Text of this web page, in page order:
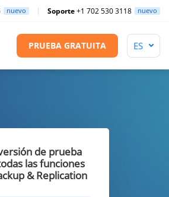
nuevo Soporte+1 702 530 3118 nuevo
PRUEBA GRATUITA
de prueba
las funciones
& Replication